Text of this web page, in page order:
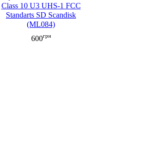
Class 10 U3 UHS-1 FCC
Standarts SD Scandisk
(ML084)
600грн